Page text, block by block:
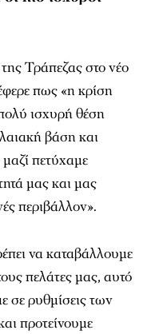
Τράπεζας στο νέο
πως «η κρίση
ισχυρή θέση
βάση και
πετύχαμε
μας και μας
περιβάλλον».
να καταβάλλουμε
πελάτες μας, αυτό
σε ρυθμίσεις των
προτείνουμε